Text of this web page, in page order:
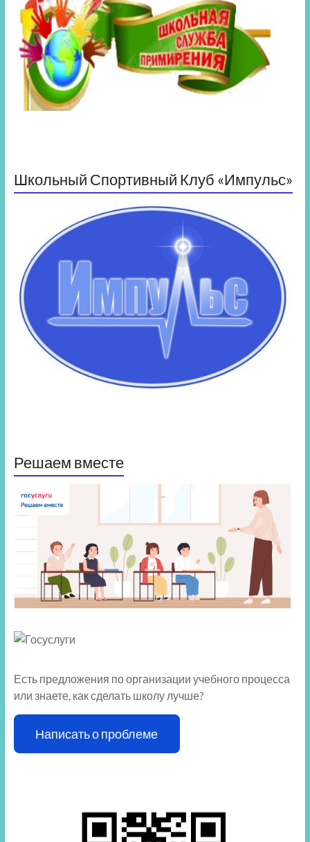
Школьный Спортивный Клуб «Импульс»
Решаем вместе
Есть предложения по организации учебного процесса
или знаете, как сделать школу лучше?
Написать о проблеме